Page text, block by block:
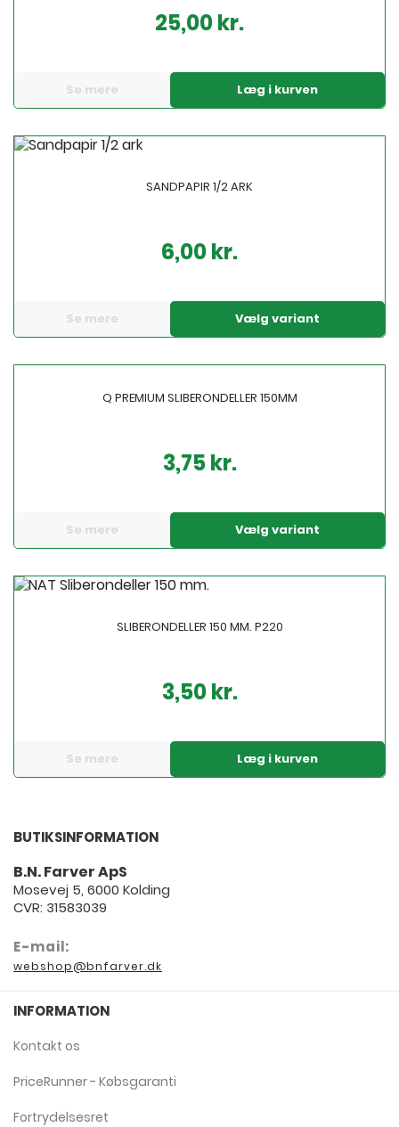
25,00 kr.
Se mere Læg i kurven
SANDPAPIR 1/2 ARK
6,00 kr.
Se mere Vælg variant
Q PREMIUM SLIBERONDELLER 150MM
3,75 kr.
Se mere Vælg variant
SLIBERONDELLER 150 MM. P220
3,50 kr.
Se mere Læg i kurven
BUTIKSINFORMATION
B.N. Farver ApS
Mosevej 5, 6000 Kolding
CVR: 31583039
E-mail:
webshop@bnfarver.dk
INFORMATION
Kontakt os
PriceRunner - Købsgaranti
Fortrydelsesret